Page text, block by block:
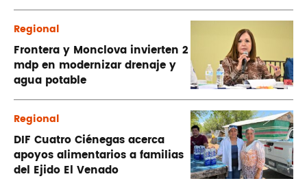
Regional
Frontera y Monclova invierten 2
mdp en modernizar drenaje y
agua potable
Regional
DIF Cuatro Ciénegas acerca
apoyos alimentarios a familias
del Ejido El Venado